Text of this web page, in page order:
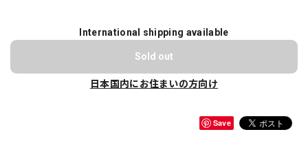
International shipping available
Sold out
日本国内にお住まいの方向け
Save